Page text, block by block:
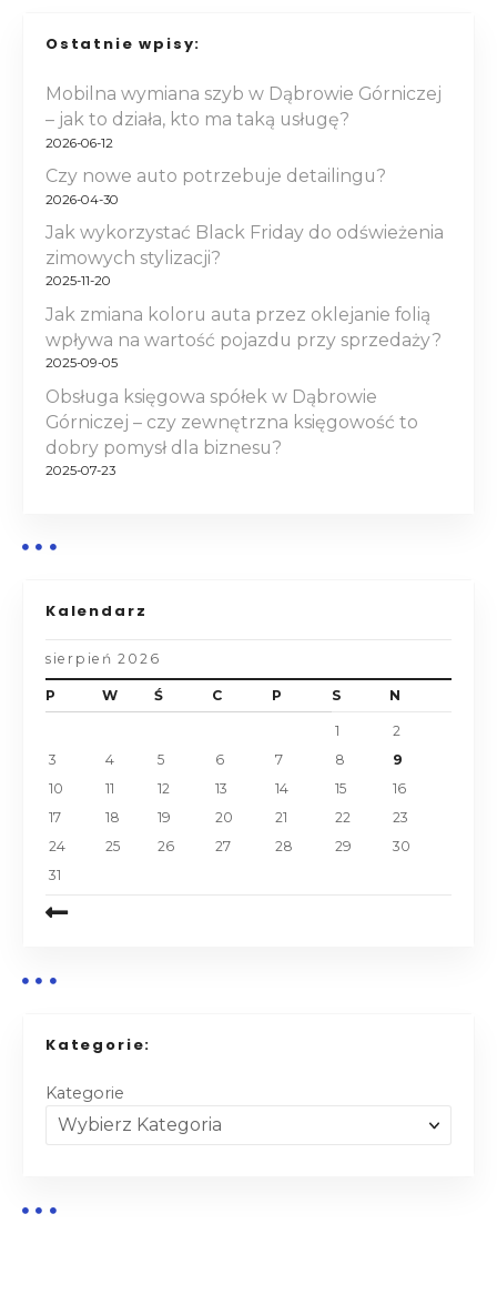
w
Ostatnie wpisy:
Mobilna wymiana szyb w Dąbrowie Górniczej
– jak to działa, kto ma taką usługę?
2026-06-12
Czy nowe auto potrzebuje detailingu?
2026-04-30
Jak wykorzystać Black Friday do odświeżenia
zimowych stylizacji?
2025-11-20
Jak zmiana koloru auta przez oklejanie folią
wpływa na wartość pojazdu przy sprzedaży?
2025-09-05
Obsługa księgowa spółek w Dąbrowie
Górniczej – czy zewnętrzna księgowość to
dobry pomysł dla biznesu?
2025-07-23
Kalendarz
sierpień 2026
P W Ś C P S N
1
2
3
4 5 6 7 8
9
10
11 12 13 14 15
16
17
18 19 20 21 22
23
24
25 26 27 28 29
30
31
Kategorie:
Kategorie